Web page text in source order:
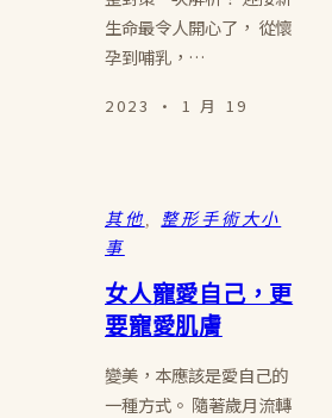
生命最令人開心了， 從懷
孕到哺乳，…
2023 · 1 月 19
其他
整形手術大小
事
女人寵愛自己，更
要寵愛肌膚
變美，本應該是愛自己的
一種方式。 隨著歲月流轉